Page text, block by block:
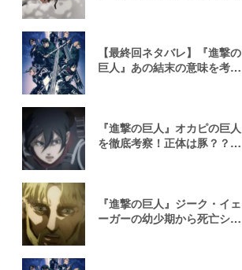
【最終回ネタバレ】『進撃の
巨人』あの結末の意味を考
『進撃の巨人』オカピの巨人
を徹底考察！正体は豚？？
『進撃の巨人』ジーク・イェ
ーガーの幼少期から死亡シー